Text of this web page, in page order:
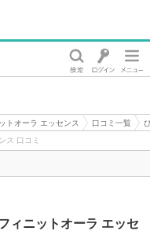
トオーラ エッセンス 口コミ一覧
ス 口コミ
ィニットオーラ エッセ